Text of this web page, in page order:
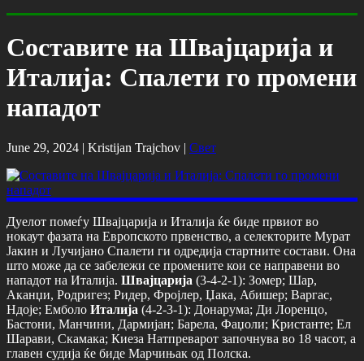
Составите на Швајцарија и
Италија: Спалети го промени
нападот
June 29, 2024 | Kristijan Trajchov | Свет
Дуелот помеѓу Швајцарија и Италија ќе биде првиот во
нокаут фазата на Европското првенство, а селекторите Мурат
Јакин и Лучијано Спалети ги одредија стартните состави. Она
што може да се забележи се промените кои се направени во
нападот на Италија. Швајцарија (3-4-2-1): Зомер; Шар,
Аканџи, Родригез; Ридер, Фројлер, Џака, Абишер; Варгас,
Ндоје; Емболо Италија (4-2-3-1): Донарума; Ди Лоренцо,
Бастони, Манчини, Дармијан; Барела, Фаџоли; Кристанте; Ел
Шарави, Скамака; Киеза Натпреварот започнува во 18 часот, а
главен судија ќе биде Марчињак од Полска.